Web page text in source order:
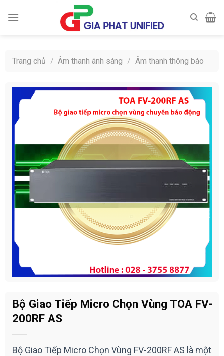
Trang chủ / Âm thanh ánh sáng / Âm thanh thông báo
Bộ Giao Tiếp Micro Chọn Vùng TOA FV-
200RF AS
Bộ Giao Tiếp Micro Chọn Vùng FV-200RF AS là một